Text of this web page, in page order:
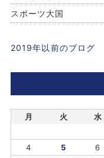
スポーツ大国
2019年以前のブログ
月
火 水
4
5 6